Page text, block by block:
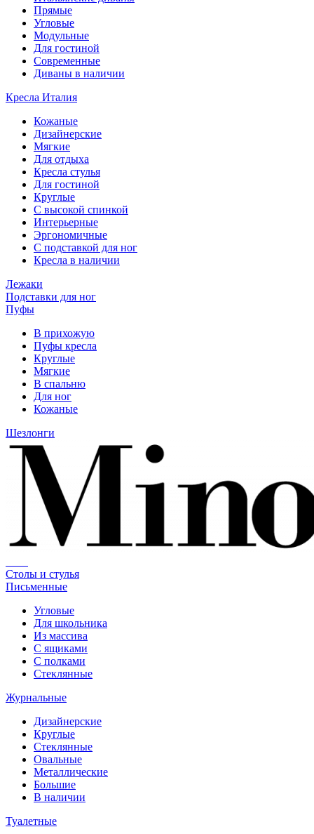
Прямые
Угловые
Модульные
Для гостиной
Современные
Диваны в наличии
Кресла Италия
Кожаные
Дизайнерские
Мягкие
Для отдыха
Кресла стулья
Для гостиной
Круглые
С высокой спинкой
Интерьерные
Эргономичные
С подставкой для ног
Кресла в наличии
Лежаки
Подставки для ног
Пуфы
В прихожую
Пуфы кресла
Круглые
Мягкие
В спальню
Для ног
Кожаные
Шезлонги
Столы и стулья
Письменные
Угловые
Для школьника
Из массива
С ящиками
С полками
Стеклянные
Журнальные
Дизайнерские
Круглые
Стеклянные
Овальные
Металлические
Большие
В наличии
Туалетные